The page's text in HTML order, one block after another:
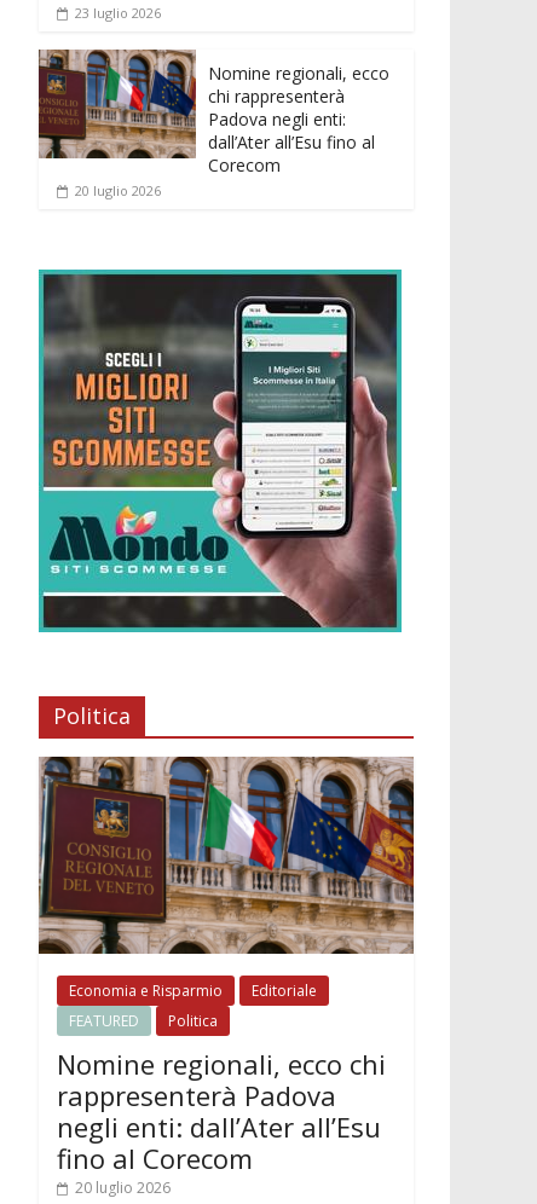
23 luglio 2026
Nomine regionali, ecco
chi rappresenterà
Padova negli enti:
dall’Ater all’Esu fino al
Corecom
20 luglio 2026
Politica
Economia e Risparmio
Editoriale
FEATURED
Politica
Nomine regionali, ecco chi
rappresenterà Padova
negli enti: dall’Ater all’Esu
fino al Corecom
20 luglio 2026